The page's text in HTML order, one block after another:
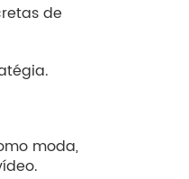
de
moda,